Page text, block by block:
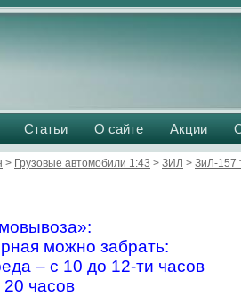
Статьи О сайте Акции
> Грузовые автомобили 1:43 > ЗИЛ > ЗиЛ-157
можно забрать:
– с 10 до 12-ти часов
20 часов